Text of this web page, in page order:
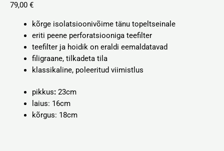
79,00 €
kõrge isolatsioonivõime tänu topeltseinale
eriti peene perforatsiooniga teefilter
teefilter ja hoidik on eraldi eemaldatavad
filigraane, tilkadeta tila
klassikaline, poleeritud viimistlus
pikkus: 23cm
laius: 16cm
kõrgus: 18cm